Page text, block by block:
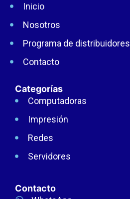
Inicio
Nosotros
Programa de distribuidores
Contacto
Categorías
Computadoras
Impresión
Redes
Servidores
Contacto